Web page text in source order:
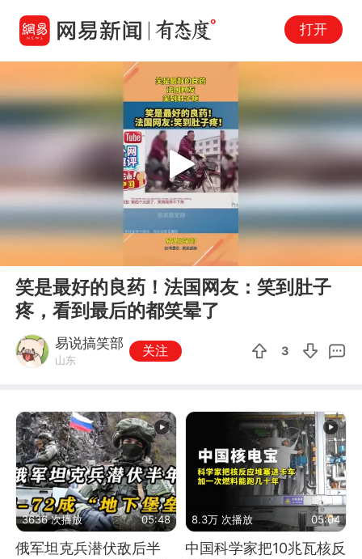
打开
Play
笑是最好的良药！法国网友：笑到肚子
疼，看到最后的都笑晕了
易说搞笑部
山东
关注 3
3636 次播放 05:48
俄军坦克兵潜伏敌后半
8.3万 次播放 05:04
中国科学家把10兆瓦核反